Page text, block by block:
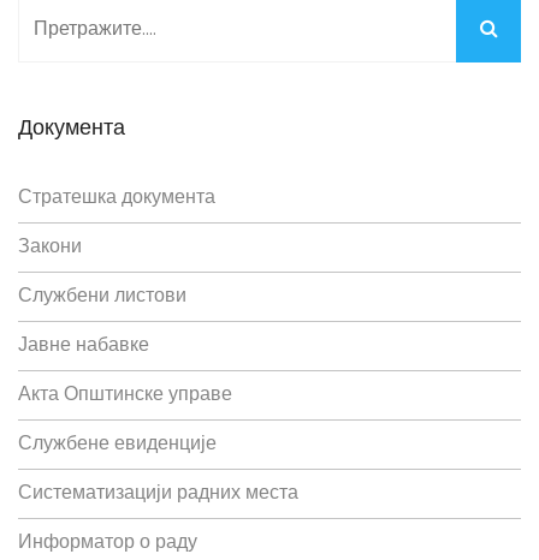
Документа
Стратешка документа
Закони
Службени листови
Јавне набавке
Акта Општинске управе
Службене евиденције
Систематизацији радних места
Информатор о раду